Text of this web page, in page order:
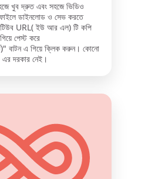
খুব দ্রুত এবং সহজে ভিডিও
ডাইনলোড ও সেভ করতে
URL( ইউ আর এল) টি কপি
পেস্ট করে
বাটন এ গিয়ে ক্লিক করুন। কোনো
এর দরকার নেই।